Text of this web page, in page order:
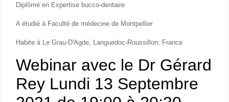
Diplômé en Expertise bucco-dentaire
A étudié à Faculté de médecine de Montpellier
Habite à Le Grau-D'Agde, Languedoc-Roussillon, France